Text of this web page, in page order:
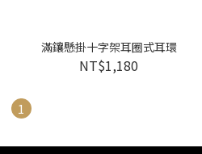
滿鑲懸掛十字架耳圈式耳環
NT$1,180
1